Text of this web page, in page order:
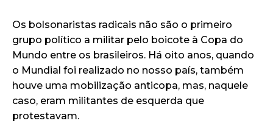
Os bolsonaristas radicais não são o primeiro
grupo político a militar pelo boicote à Copa do
Mundo entre os brasileiros. Há oito anos, quando
o Mundial foi realizado no nosso país, também
houve uma mobilização anticopa, mas, naquele
caso, eram militantes de esquerda que
protestavam.